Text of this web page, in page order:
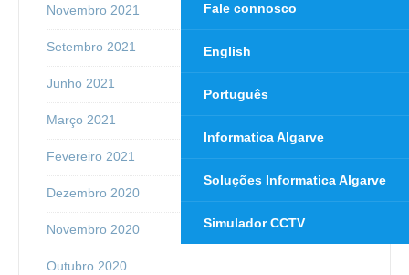
Novembro 2021
Setembro 2021
Junho 2021
Março 2021
Fevereiro 2021
Dezembro 2020
Novembro 2020
Outubro 2020
Fale connosco
English
Português
Informatica Algarve
Soluções Informatica Algarve
Simulador CCTV